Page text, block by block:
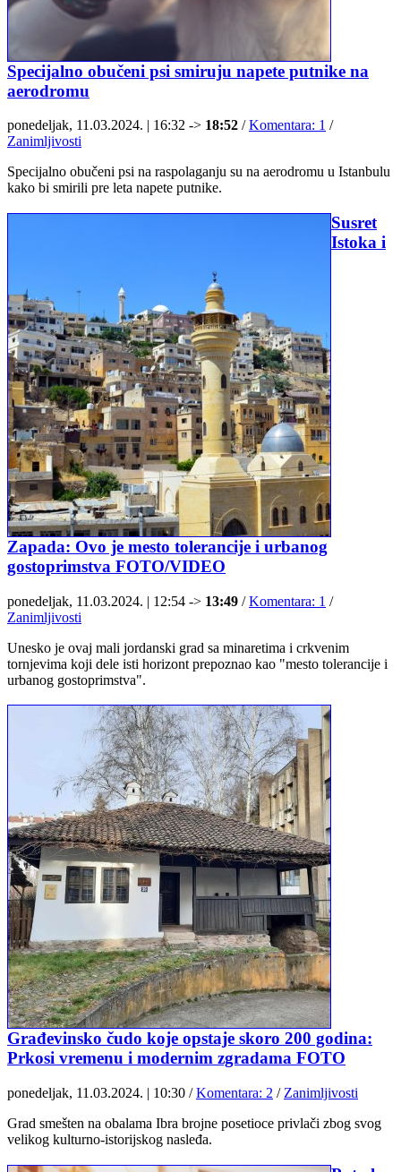
Specijalno obučeni psi smiruju napete putnike na
aerodromu
ponedeljak, 11.03.2024. | 16:32 -> 18:52 / Komentara: 1 /
Zanimljivosti
Specijalno obučeni psi na raspolaganju su na aerodromu u Istanbulu
kako bi smirili pre leta napete putnike.
Susret
Istoka i
Zapada: Ovo je mesto tolerancije i urbanog
gostoprimstva FOTO/VIDEO
ponedeljak, 11.03.2024. | 12:54 -> 13:49 / Komentara: 1 /
Zanimljivosti
Unesko je ovaj mali jordanski grad sa minaretima i crkvenim
tornjevima koji dele isti horizont prepoznao kao "mesto tolerancije i
urbanog gostoprimstva".
Građevinsko čudo koje opstaje skoro 200 godina:
Prkosi vremenu i modernim zgradama FOTO
ponedeljak, 11.03.2024. | 10:30 / Komentara: 2 / Zanimljivosti
Grad smešten na obalama Ibra brojne posetioce privlači zbog svog
velikog kulturno-istorijskog nasleđa.